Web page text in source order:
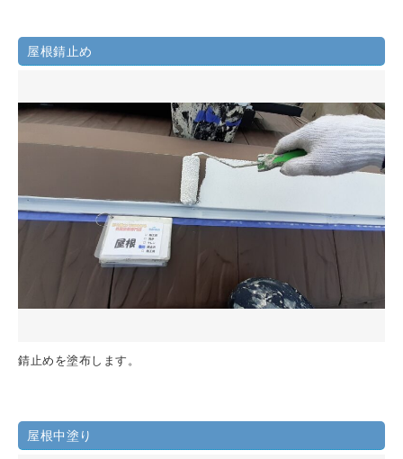
屋根錆止め
錆止めを塗布します。
屋根中塗り